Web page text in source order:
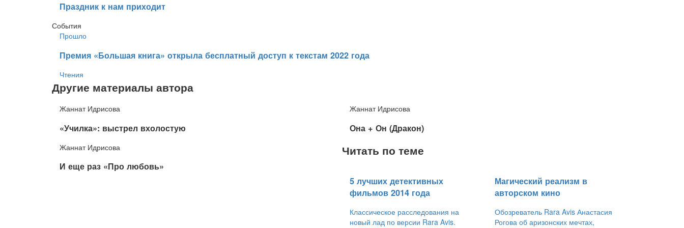
​Праздник к нам приходит
События
Прошло
​Премия «Большая книга» открыла бесплатный доступ к текстам 2022 года
Чтения
Другие материалы автора
Жаннат Идрисова
​«Училка»: выстрел вхолостую
Жаннат Идрисова
​Она + Он (Дракон)
Жаннат Идрисова
​И еще раз «Про любовь»
Читать по теме
5 лучших детективных
фильмов 2014 года
Классическое расследования на
новый лад по версии Rara Avis.
​Магический реализм в
авторском кино
Обозреватель Rara Avis Анастасия
Рогова об аризонских мечтах,